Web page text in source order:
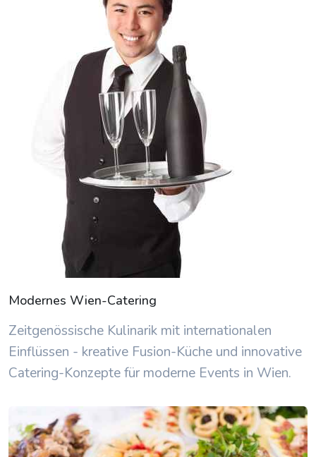
Modernes Wien-Catering
Zeitgenössische Kulinarik mit internationalen
Einflüssen - kreative Fusion-Küche und innovative
Catering-Konzepte für moderne Events in Wien.